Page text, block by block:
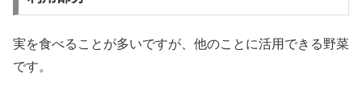
実を食べることが多いですが、他のことに活用できる野菜
です。